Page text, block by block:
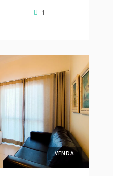
1
VENDA